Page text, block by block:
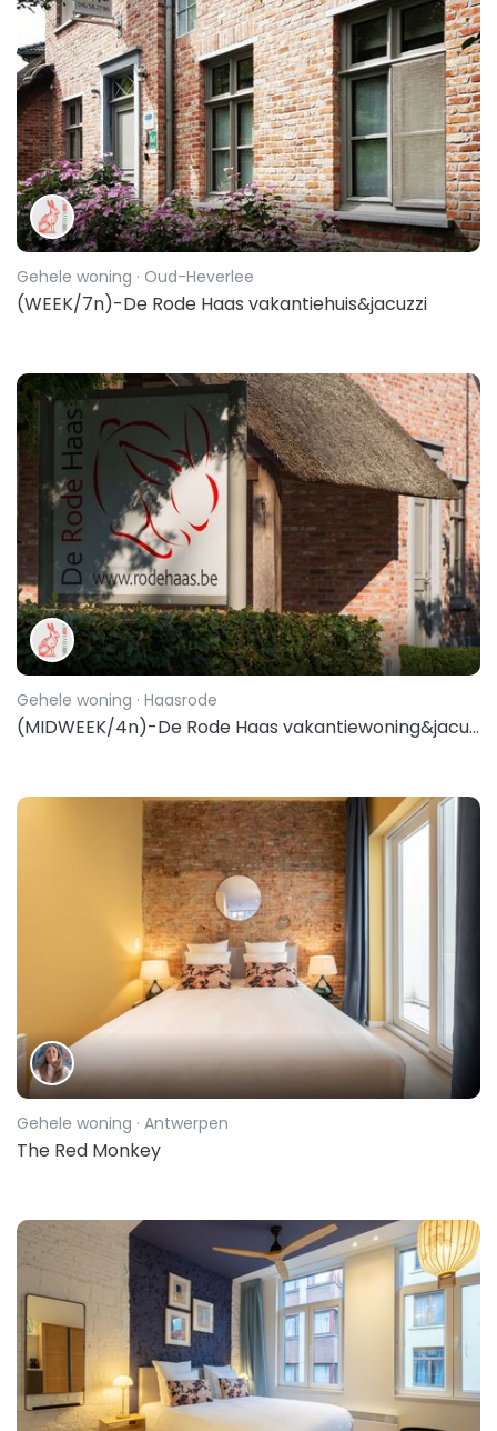
Gehele woning · Oud-Heverlee
(WEEK/7n)-De Rode Haas vakantiehuis&jacuzzi
Gehele woning · Haasrode
(MIDWEEK/4n)-De Rode Haas vakantiewoning&jacuzzi
Gehele woning · Antwerpen
The Red Monkey